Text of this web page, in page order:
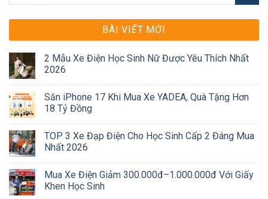
BÀI VIẾT MỚI
2 Mẫu Xe Điện Học Sinh Nữ Được Yêu Thích Nhất
2026
Săn iPhone 17 Khi Mua Xe YADEA, Quà Tặng Hơn
18 Tỷ Đồng
TOP 3 Xe Đạp Điện Cho Học Sinh Cấp 2 Đáng Mua
Nhất 2026
Mua Xe Điện Giảm 300.000đ–1.000.000đ Với Giấy
Khen Học Sinh